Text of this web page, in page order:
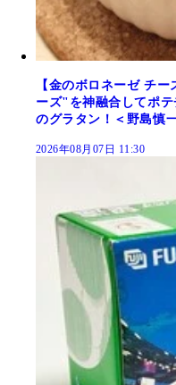
【金のボロネーゼ チ
ーズ"を神融合してポ
のグラタン！＜野島慎
2026年08月07日 11:30